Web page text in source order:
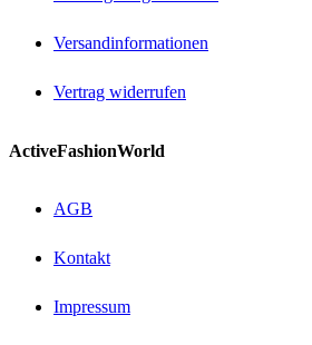
Versandinformationen
Vertrag widerrufen
ActiveFashionWorld
AGB
Kontakt
Impressum